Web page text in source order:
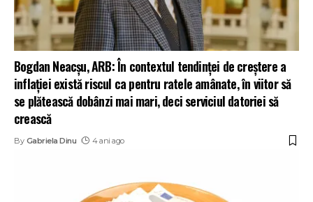
Bogdan Neacșu, ARB: În contextul tendinţei de creştere a
inflaţiei există riscul ca pentru ratele amânate, în viitor să
se plătească dobânzi mai mari, deci serviciul datoriei să
crească
By Gabriela Dinu 4 ani ago